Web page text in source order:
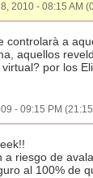
2010 - 08:15 AM
controlarà a
aquellos
por los
- 09:15 PM
a riesgo de
al 100% de